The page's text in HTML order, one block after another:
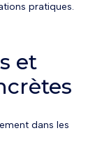
pratiques.
et
dans les